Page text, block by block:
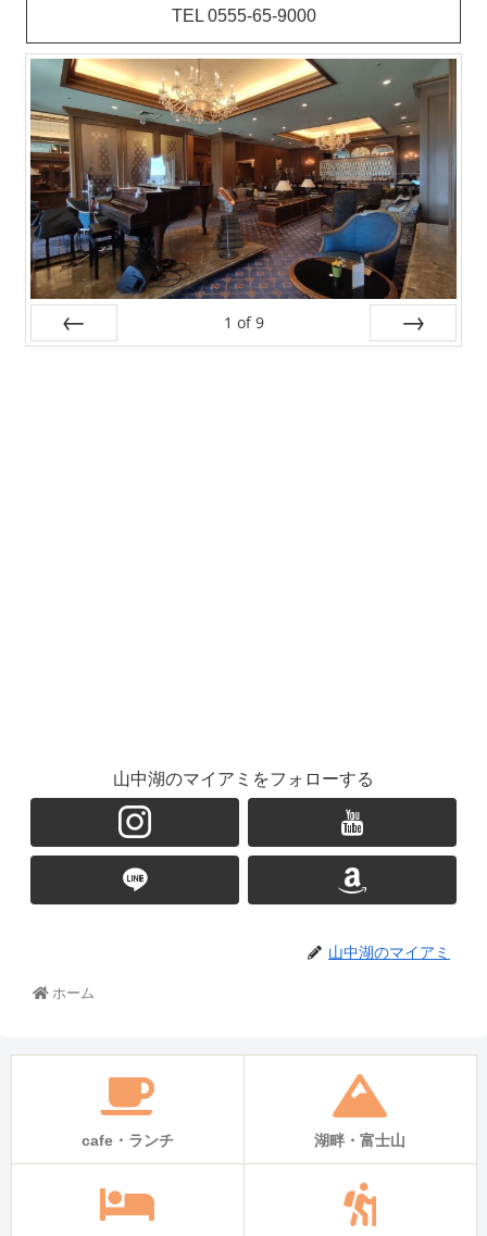
TEL 0555-65-9000
1 of 9
山中湖のマイアミをフォローする
山中湖のマイアミ
ホーム
cafe・ランチ 湖畔・富士山